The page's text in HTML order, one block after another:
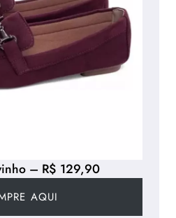
– R$ 129,90
AQUI